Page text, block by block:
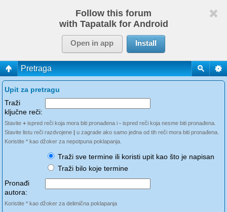
Follow this forum
with Tapatalk for Android
Open in app Install
Pretraga
Upit za pretragu
Traži
ključne reči:
Stavite + ispred reči koja mora biti pronađena i - ispred reči koja nesme biti pronađena.
Stavite listu reči razdvojene | u zagrade ako samo jedna od tih reči mora biti pronađena.
Koristite * kao džoker za nepotpuna poklapanja.
Traži sve termine ili koristi upit kao što je napisan
Traži bilo koje termine
Pronađi
autora:
Koristite * kao džoker za delimična poklapanja